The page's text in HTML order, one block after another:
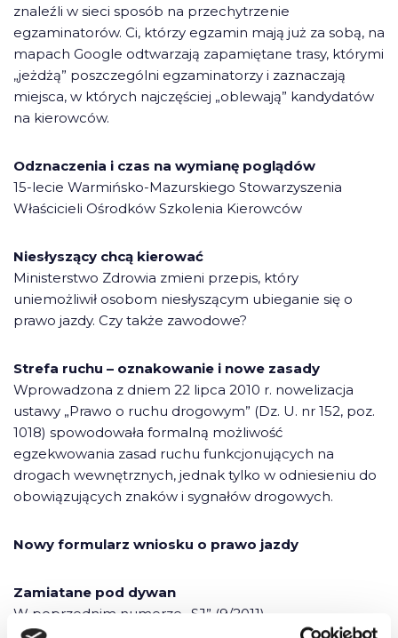
znaleźli w sieci sposób na przechytrzenie
egzaminatorów. Ci, którzy egzamin mają już za sobą, na
mapach Google odtwarzają zapamiętane trasy, którymi
„jeżdżą” poszczególni egzaminatorzy i zaznaczają
miejsca, w których najczęściej „oblewają” kandydatów
na kierowców.
Odznaczenia i czas na wymianę poglądów
15-lecie Warmińsko-Mazurskiego Stowarzyszenia
Właścicieli Ośrodków Szkolenia Kierowców
Niesłyszący chcą kierować
Ministerstwo Zdrowia zmieni przepis, który
uniemożliwił osobom niesłyszącym ubieganie się o
prawo jazdy. Czy także zawodowe?
Strefa ruchu – oznakowanie i nowe zasady
Wprowadzona z dniem 22 lipca 2010 r. nowelizacja
ustawy „Prawo o ruchu drogowym” (Dz. U. nr 152, poz.
1018) spowodowała formalną możliwość
egzekwowania zasad ruchu funkcjonujących na
drogach wewnętrznych, jednak tylko w odniesieniu do
obowiązujących znaków i sygnałów drogowych.
Nowy formularz wniosku o prawo jazdy
Zamiatane pod dywan
W poprzednim numerze „SJ” (9/2011)